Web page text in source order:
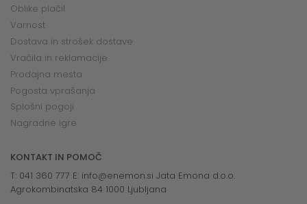
Oblike plačil
Varnost
Dostava in strošek dostave
Vračila in reklamacije
Prodajna mesta
Pogosta vprašanja
Splošni pogoji
Nagradne igre
KONTAKT IN POMOČ
T: 041 360 777 E: info@enemon.si Jata Emona d.o.o.
Agrokombinatska 84 1000 Ljubljana